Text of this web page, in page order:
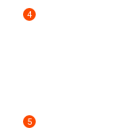
4
5